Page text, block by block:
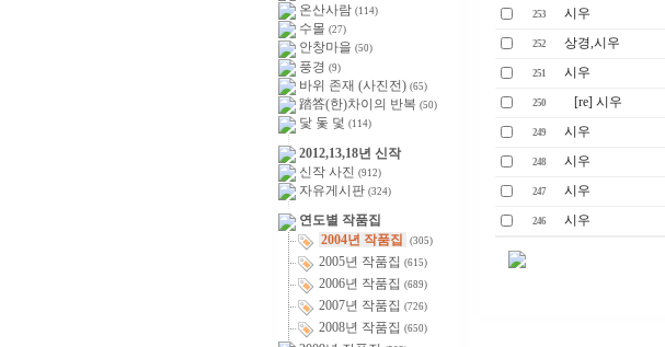
온산사람 (114)
수몰 (27)
안창마을 (50)
풍경 (9)
바위 존재 (사진전) (65)
踏答(한)차이의 반복 (50)
닻 돛 덫 (114)
2012,13,18년 신작
신작 사진 (912)
자유게시판 (324)
연도별 작품집
2004년 작품집
(305)
2005년 작품집 (615)
2006년 작품집 (689)
2007년 작품집 (726)
2008년 작품집 (650)
253 시우
252 상경,시우
251 시우
250 [re] 시우
249 시우
248 시우
247 시우
246 시우